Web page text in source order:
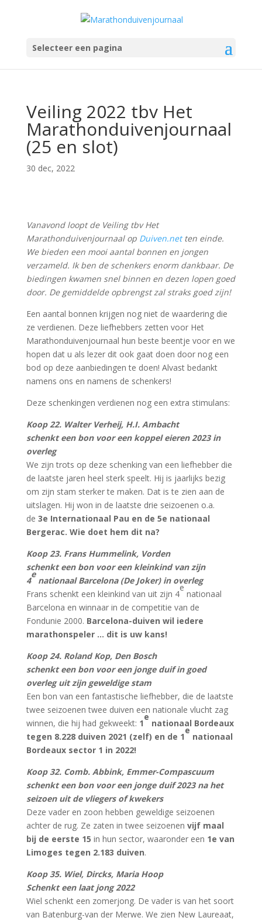
Selecteer een pagina
Veiling 2022 tbv Het
Marathonduivenjournaal
(25 en slot)
30 dec, 2022
Vanavond loopt de Veiling tbv Het
Marathonduivenjournaal op Duiven.netten einde.
We bieden een mooi aantal bonnen en jongen
verzameld. Ik ben de schenkers enorm dankbaar. De
biedingen kwamen snel binnen en dezen lopen goed
door. De gemiddelde opbrengst zal straks goed zijn!
Een aantal bonnen krijgen nog niet de waardering die
ze verdienen. Deze liefhebbers zetten voor Het
Marathonduivenjournaal hun beste beentje voor en we
hopen dat u als lezer dit ook gaat doen door nog een
bod op deze aanbiedingen te doen! Alvast bedankt
namens ons en namens de schenkers!
Deze schenkingen verdienen nog een extra stimulans:
Koop 22. Walter Verheij, H.I. Ambacht
schenkt een bon voor een koppel eieren 2023 in
overleg
We zijn trots op deze schenking van een liefhebber die
de laatste jaren heel sterk speelt. Hij is jaarlijks bezig
om zijn stam sterker te maken. Dat is te zien aan de
uitslagen. Hij won in de laatste drie seizoenen o.a.
de 3e Internationaal Pau en de 5e nationaal
Bergerac. Wie doet hem dit na?
Koop 23. Frans Hummelink, Vorden
schenkt een bon voor een kleinkind van zijn
4
e
nationaal Barcelona (De Joker) in overleg
Frans schenkt een kleinkind van uit zijn 4
e
nationaal
Barcelona en winnaar in de competitie van de
Fondunie 2000. Barcelona-duiven wil iedere
marathonspeler … dit is uw kans!
Koop 24. Roland Kop, Den Bosch
schenkt een bon voor een jonge duif in goed
overleg uit zijn geweldige stam
Een bon van een fantastische liefhebber, die de laatste
twee seizoenen twee duiven een nationale vlucht zag
winnen, die hij had gekweekt: 1
e
nationaal Bordeaux
tegen 8.228 duiven 2021 (zelf) en de 1
e
nationaal
Bordeaux sector 1 in 2022!
Koop 32. Comb. Abbink, Emmer-Compascuum
schenkt een bon voor een jonge duif 2023 na het
seizoen uit de vliegers of kwekers
Deze vader en zoon hebben geweldige seizoenen
achter de rug. Ze zaten in twee seizoenen vijf maal
bij de eerste 15 in hun sector, waaronder een 1e van
Limoges tegen 2.183 duiven.
Koop 35. Wiel, Dircks, Maria Hoop
Schenkt een laat jong 2022
Wiel schenkt een zomerjong. De vader is van het soort
van Batenburg-van der Merwe. We zien New Laureaat,